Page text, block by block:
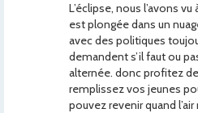
L’éclipse, nous l’avons
est plongée dans un
avec des politiques
demandent s’il faut ou
alternée. donc profitez
remplissez vos jeunes
pouvez revenir quand